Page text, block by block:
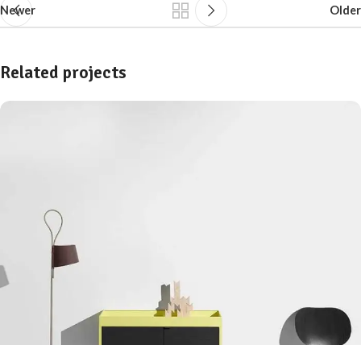
Newer Older
Related projects